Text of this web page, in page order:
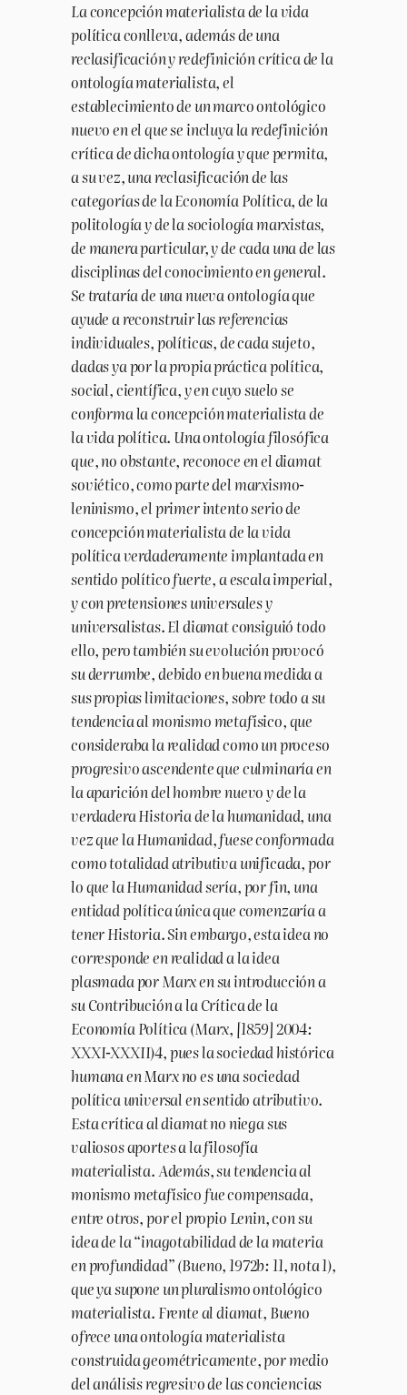
La concepción materialista de la vida
política conlleva, además de una
reclasificación y redefinición crítica de la
ontología materialista, el
establecimiento de un marco ontológico
nuevo en el que se incluya la redefinición
crítica de dicha ontología y que permita,
a su vez, una reclasificación de las
categorías de la Economía Política, de la
politología y de la sociología marxistas,
de manera particular, y de cada una de las
disciplinas del conocimiento en general.
Se trataría de una nueva ontología que
ayude a reconstruir las referencias
individuales, políticas, de cada sujeto,
dadas ya por la propia práctica política,
social, científica, y en cuyo suelo se
conforma la concepción materialista de
la vida política. Una ontología filosófica
que, no obstante, reconoce en el diamat
soviético, como parte del marxismo-
leninismo, el primer intento serio de
concepción materialista de la vida
política verdaderamente implantada en
sentido político fuerte, a escala imperial,
y con pretensiones universales y
universalistas. El diamat consiguió todo
ello, pero también su evolución provocó
su derrumbe, debido en buena medida a
sus propias limitaciones, sobre todo a su
tendencia al monismo metafísico, que
consideraba la realidad como un proceso
progresivo ascendente que culminaría en
la aparición del hombre nuevo y de la
verdadera Historia de la humanidad, una
vez que la Humanidad, fuese conformada
como totalidad atributiva unificada, por
lo que la Humanidad sería, por fin, una
entidad política única que comenzaría a
tener Historia. Sin embargo, esta idea no
corresponde en realidad a la idea
plasmada por Marx en su introducción a
su Contribución a la Crítica de la
Economía Política (Marx, [1859] 2004:
XXXI-XXXII)4, pues la sociedad histórica
humana en Marx no es una sociedad
política universal en sentido atributivo.
Esta crítica al diamat no niega sus
valiosos aportes a la filosofía
materialista. Además, su tendencia al
monismo metafísico fue compensada,
entre otros, por el propio Lenin, con su
idea de la “inagotabilidad de la materia
en profundidad” (Bueno, 1972b: 11, nota 1),
que ya supone un pluralismo ontológico
materialista. Frente al diamat, Bueno
ofrece una ontología materialista
construida geométricamente, por medio
del análisis regresivo de las conciencias